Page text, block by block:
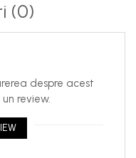
(primele serii)
(0)
despre acest
review.